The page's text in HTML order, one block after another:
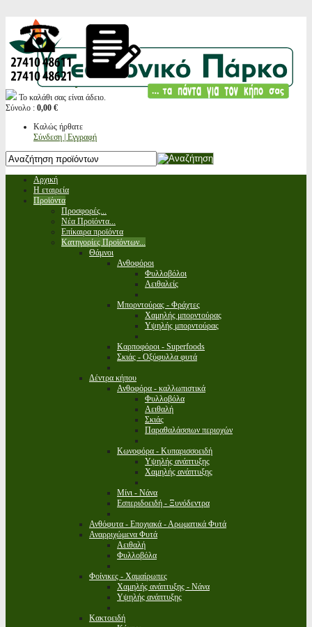
Το καλάθι σας είναι άδειο.
Σύνολο : 0,00 €
Καλώς ήρθατε
Σύνδεση | Εγγραφή
Αρχική
Η εταιρεία
Προϊόντα
Προσφορές...
Νέα Προϊόντα...
Επίκαιρα προϊόντα
Κατηγορίες Προϊόντων...
Θάμνοι
Ανθοφόροι
Φυλλοβόλοι
Αειθαλείς
Μπορντούρας - Φράχτες
Χαμηλής μπορντούρας
Υψηλής μπορντούρας
Καρποφόροι - Superfoods
Σκιάς - Οξύφυλλα φυτά
Δέντρα κήπου
Ανθοφόρα - καλλωπιστικά
Φυλλοβόλα
Αειθαλή
Σκιάς
Παραθαλάσσιων περιοχών
Κωνοφόρα - Κυπαρισσοειδή
Υψηλής ανάπτυξης
Χαμηλής ανάπτυξης
Μίνι - Νάνα
Εσπεριδοειδή - Ξυνόδεντρα
Ανθόφυτα - Εποχιακά - Αρωματικά Φυτά
Αναρριχώμενα Φυτά
Αειθαλή
Φυλλοβόλα
Φοίνικες - Χαμαίρωπες
Χαμηλής ανάπτυξης - Νάνα
Υψηλής ανάπτυξης
Κακτοειδή